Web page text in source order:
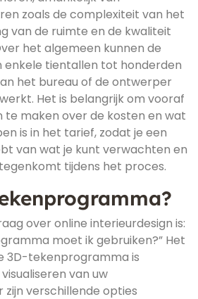
zoals de complexiteit van het
van de ruimte en de kwaliteit
het algemeen kunnen de
enkele tientallen tot honderden
het bureau of de ontwerper
Het is belangrijk om vooraf
te maken over de kosten en wat
is in het tarief, zodat je een
van wat je kunt verwachten en
tijdens het proces.
over online interieurdesign is:
moet ik gebruiken?” Het
3D-tekenprogramma is
van uw
verschillende opties